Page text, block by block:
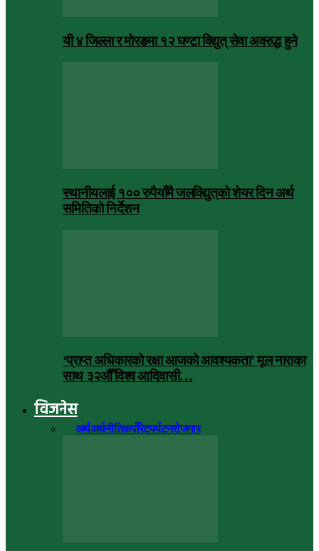
यी ४ जिल्ला र मोरङमा १२ घण्टा विद्युत् सेवा अवरुद्ध हुने
स्थानीयलाई १०० रुपैयाँमै जलविद्युत्‌को शेयर दिन अर्थ
समितिको निर्देशन
‘प्राप्त अधिकारको रक्षा आजको आवश्यकता’ मूल नाराका
साथ ३२औँ विश्व आदिवासी…
विजनेस
अर्थअर्थनीतिकर्पोरेटपर्यटनरोजगार